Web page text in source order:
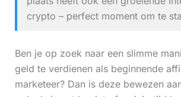
crypto – perfect moment om te
Ben je op zoek naar een slimme
geld te verdienen als beginnende
marketeer? Dan is deze bewezen